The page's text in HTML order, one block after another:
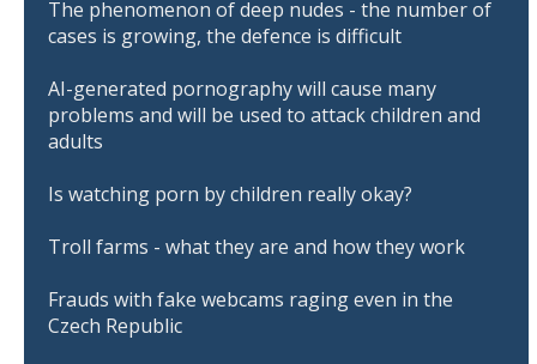
The phenomenon of deep nudes - the number of
cases is growing, the defence is difficult
AI-generated pornography will cause many
problems and will be used to attack children and
adults
Is watching porn by children really okay?
Troll farms - what they are and how they work
Frauds with fake webcams raging even in the
Czech Republic